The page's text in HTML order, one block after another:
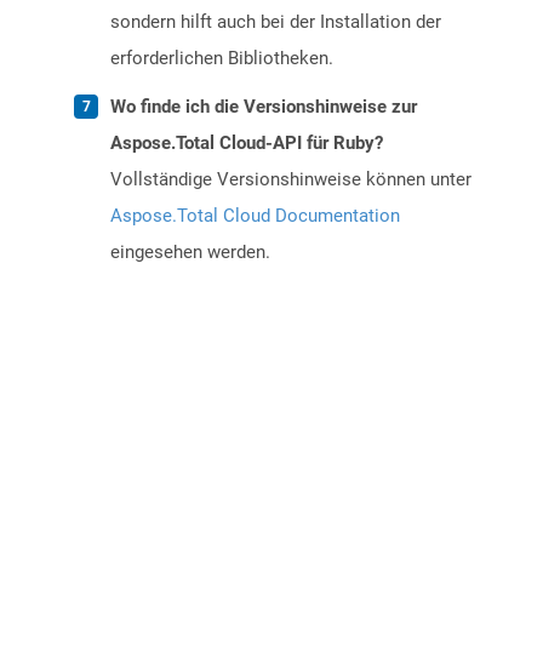
sondern hilft auch bei der Installation der
erforderlichen Bibliotheken.
Wo finde ich die Versionshinweise zur
Aspose.Total Cloud-API für Ruby?
Vollständige Versionshinweise können unter
Aspose.Total Cloud Documentation
eingesehen werden.